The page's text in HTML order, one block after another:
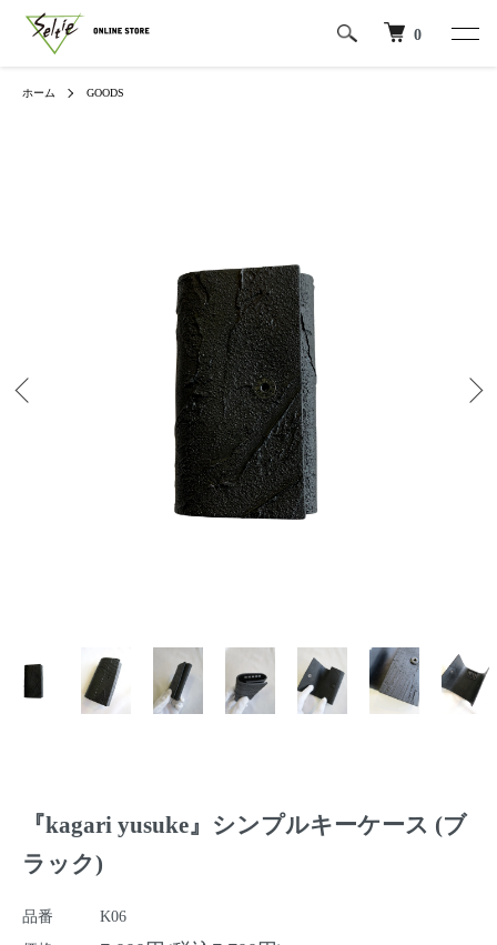
0
ホーム GOODS
『kagari yusuke』シンプルキーケース (ブ
ラック)
品番
K06